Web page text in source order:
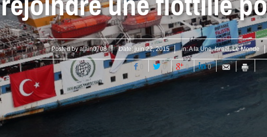
Posted byalain0708 Date: juin 22, 2015 in:A la Une,Israël,Le Monde
0 0 0